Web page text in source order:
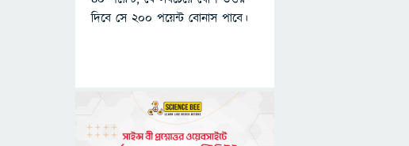
দিবে সে ২০০ পয়েন্ট বোনাস পাবে।